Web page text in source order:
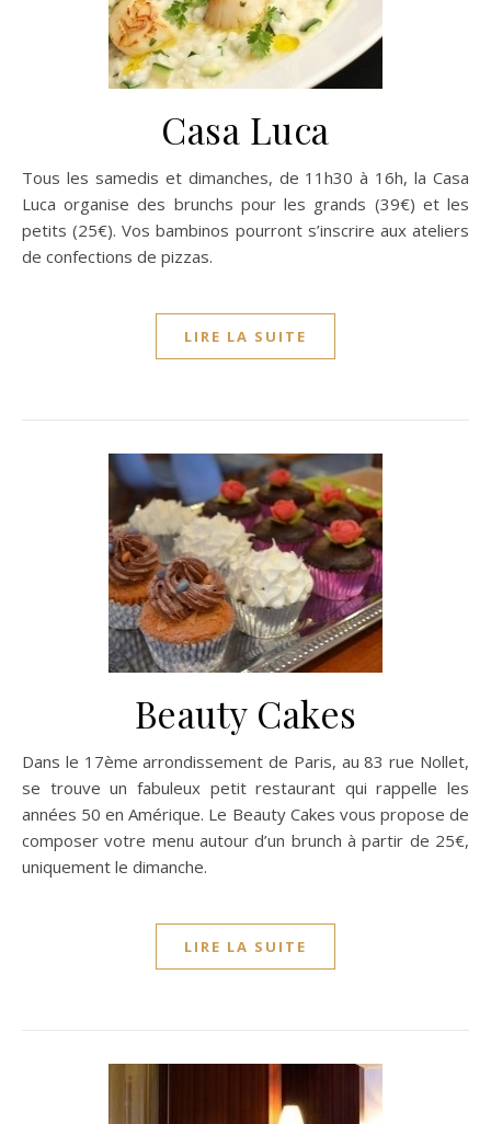
Casa Luca
Tous les samedis et dimanches, de 11h30 à 16h, la Casa
Luca organise des brunchs pour les grands (39€) et les
petits (25€). Vos bambinos pourront s’inscrire aux ateliers
de confections de pizzas.
LIRE LA SUITE
Beauty Cakes
Dans le 17ème arrondissement de Paris, au 83 rue Nollet,
se trouve un fabuleux petit restaurant qui rappelle les
années 50 en Amérique. Le Beauty Cakes vous propose de
composer votre menu autour d’un brunch à partir de 25€,
uniquement le dimanche.
LIRE LA SUITE